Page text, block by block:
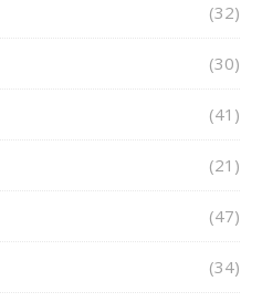
(32)
(30)
(41)
(21)
(47)
(34)